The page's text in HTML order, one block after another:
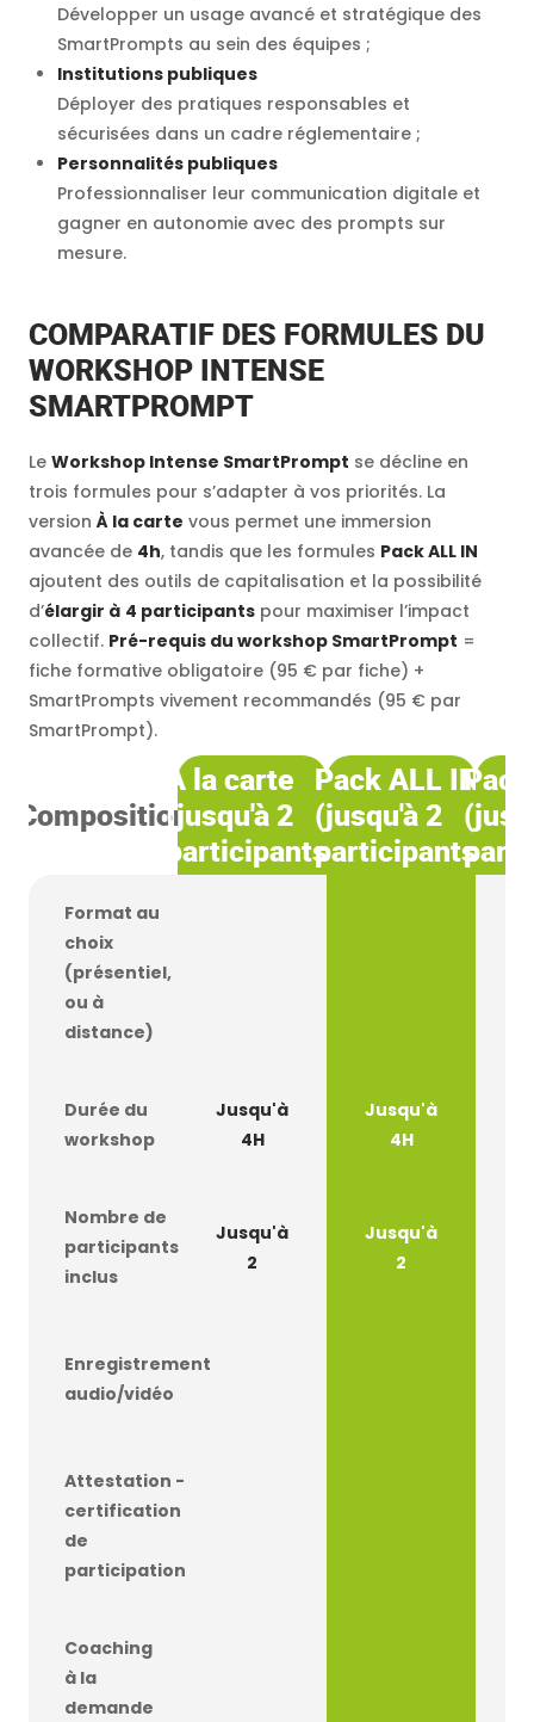
Développer un usage avancé et stratégique des
SmartPrompts au sein des équipes ;
Institutions publiques
Déployer des pratiques responsables et
sécurisées dans un cadre réglementaire ;
Personnalités publiques
Professionnaliser leur communication digitale et
gagner en autonomie avec des prompts sur
mesure.
COMPARATIF DES FORMULES DU
WORKSHOP INTENSE
SMARTPROMPT
Le Workshop Intense SmartPrompt se décline en
trois formules pour s’adapter à vos priorités. La
version À la carte vous permet une immersion
avancée de 4h, tandis que les formules Pack ALL IN
ajoutent des outils de capitalisation et la possibilité
d’élargir à 4 participants pour maximiser l’impact
collectif. Pré-requis du workshop SmartPrompt =
fiche formative obligatoire (95 € par fiche) +
SmartPrompts vivement recommandés (95 € par
SmartPrompt).
Composition
À la carte
(jusqu'à 2
participants)
Pack ALL IN
(jusqu'à 2
participants)
Format au
choix
(présentiel,
ou à
distance)
Durée du
workshop
Jusqu'à
4H
Jusqu'à
4H
Nombre de
participants
inclus
Jusqu'à
2
Jusqu'à
2
Enregistrement
audio/vidéo
Attestation -
certification
de
participation
Coaching
à la
demande